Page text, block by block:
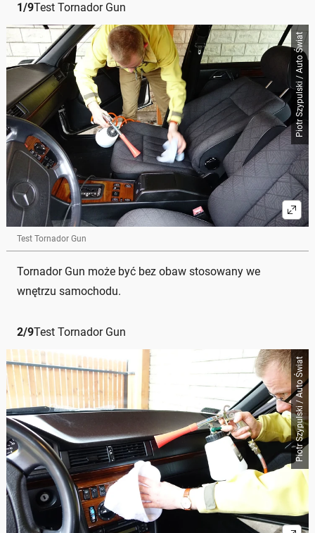
1/9Test Tornador Gun
Piotr Szypulski / Auto Świat
Test Tornador Gun
Tornador Gun może być bez obaw stosowany we
wnętrzu samochodu.
2/9Test Tornador Gun
Piotr Szypulski / Auto Świat